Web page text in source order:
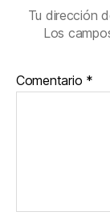
Tu dirección
Los
Comentario *